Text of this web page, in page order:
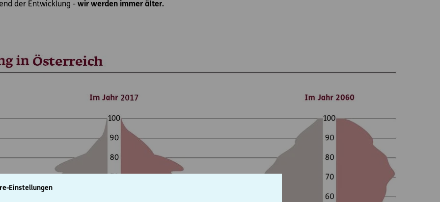
Einstellungen
der Entwicklung - wir werden immer älter.